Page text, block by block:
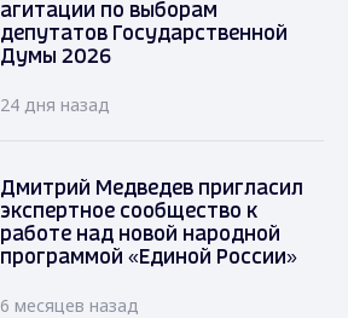
агитации по выборам
депутатов Государственной
Думы 2026
24 дня назад
Дмитрий Медведев пригласил
экспертное сообщество к
работе над новой народной
программой «Единой России»
6 месяцев назад